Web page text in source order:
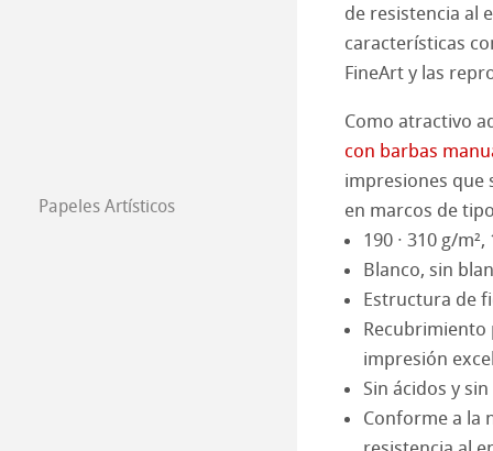
Canvas FineArt
Instalación
Archivo
Harman by
Contacto
Álbum FineArt
Álbumes de
QT Albums x
Protect &
Hahnemühle
Técnicas de
Studio & Decor
My Art Registry
Frequently
Papeles Artísticos
Papeles
The Collection
The Collection -
The Collection -
The Collection -
Natural Line
Acuarela
Watercolour
The Collection
Croquis &
Papeles de
de resistencia al
características
FineArt y las
Como atractivo
con barbas
impresiones que
en marcos de
190 ∙ 310 g/
Blanco, sin
Estructura de
impresión
Sin ácidos y
Conforme a la